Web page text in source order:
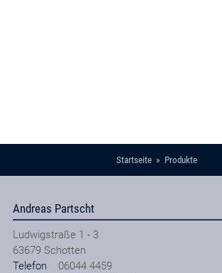
Startseite Produkte
Andreas Partscht
Ludwigstraße 1 - 3
63679 Schotten
Telefon
06044 4459